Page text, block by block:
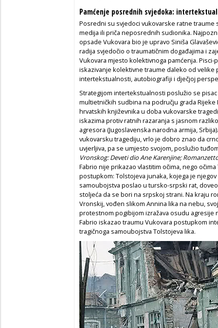
Pamćenje posrednih svjedoka:
Posredni su svjedoci vukovarske ratne
medija ili priča neposrednih sudionika.
opsade Vukovara bio je upravo Siniša
radija svjedočio o traumatičnim događajima i
Vukovara mjesto kolektivnoga pamćenja.
iskazivanje kolektivne traume daleko od velike
intertekstualnosti, autobiografiji i dječjoj
Strategijom intertekstualnosti poslužio se
multietničkih sudbina na području grada
hrvatskih književnika u doba vukovarske
iskazima protiv ratnih razaranja s jasnom
agresora (Jugoslavenska narodna armija,
vukovarsku tragediju, vrlo je dobro znao da
uvjerljiva, pa se umjesto svojom, poslužio
Vronskog: Deveti dio Ane Karenjine;
Fabrio nije prikazao vlastitim očima, nego
postupkom: Tolstojeva junaka, kojega je
samoubojstva poslao u tursko-srpski rat,
stoljeća da se bori na srpskoj strani. Na kraju
Vronskij, vođen slikom Annina lika na nebu,
protestnom pogibijom izražava osudu agresije
Fabrio iskazao traumu Vukovara postupkom
tragičnoga samoubojstva Tolstojeva lika.